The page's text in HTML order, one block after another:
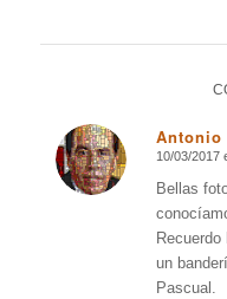
Antonio
Dice:
10/03/2017
Bellas
un
Pascual.